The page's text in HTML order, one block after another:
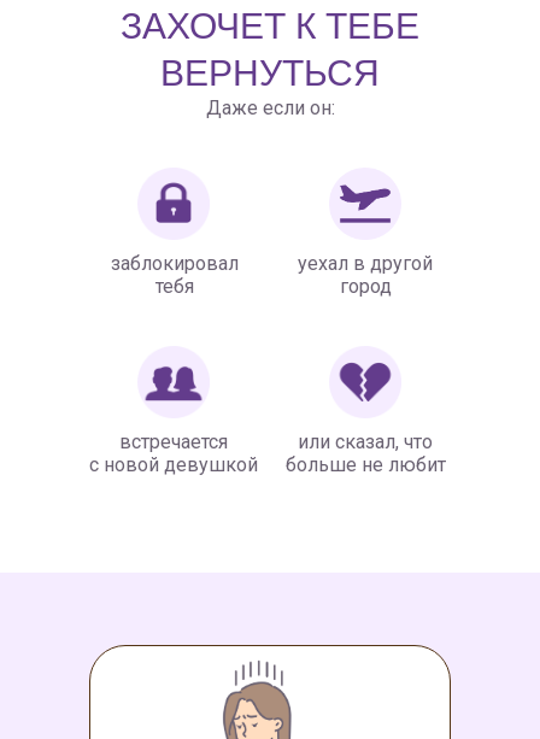
ЗАХОЧЕТ К ТЕБЕ
ВЕРНУТЬСЯ
Даже если он:
заблокировал
тебя
уехал в другой
город
встречается
с новой девушкой
или сказал, что
больше не любит